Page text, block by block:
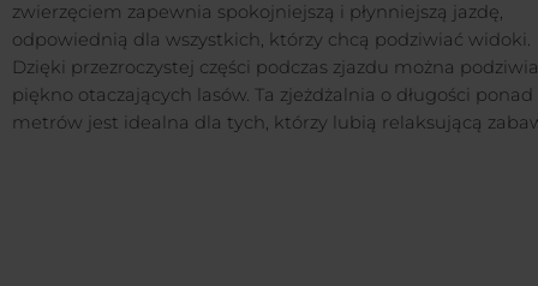
zwierzęciem zapewnia spokojniejszą i płynniejszą jazdę,
odpowiednią dla wszystkich, którzy chcą podziwiać widoki.
Dzięki przezroczystej części podczas zjazdu można
piękno otaczających lasów. Ta zjeżdżalnia o długości ponad
metrów jest idealna dla tych, którzy lubią relaksującą